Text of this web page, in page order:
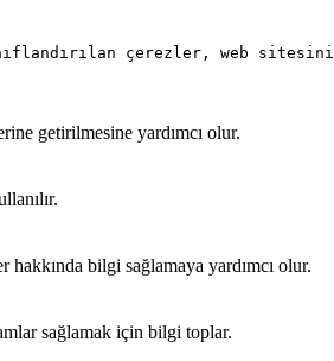
çerezler, web
getirilmesine yardımcı olur.
bilgi sağlamaya yardımcı olur.
sağlamak için bilgi toplar.